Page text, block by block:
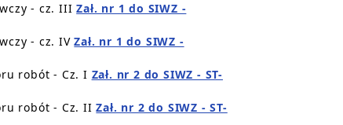
- cz. IIIZał. nr 1 do SIWZ -
- cz. IVZał. nr 1 do SIWZ -
robót - Cz. I Zał. nr 2 do SIWZ - ST-
robót - Cz. IIZał. nr 2 do SIWZ - ST-